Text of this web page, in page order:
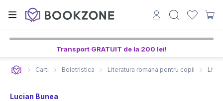
Transport GRATUIT de la 200 lei!
Carti Beletristica Literatura romana pentru copii
Lucian Bunea